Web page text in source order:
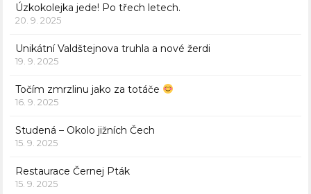
Úzkokolejka jede! Po třech letech.
20. 9. 2025
Unikátní Valdštejnova truhla a nové žerdi
19. 9. 2025
Točím zmrzlinu jako za totáče
16. 9. 2025
Studená – Okolo jižních Čech
15. 9. 2025
Restaurace Černej Pták
15. 9. 2025